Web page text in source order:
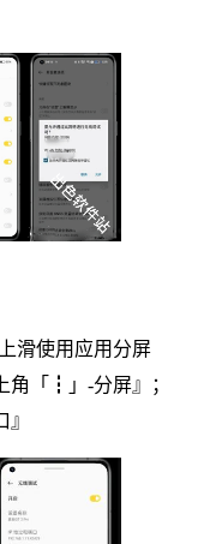
滑使用应用分屏
角「┇」-分屏』；